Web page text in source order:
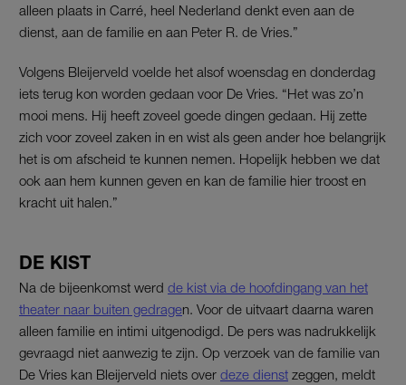
alleen plaats in Carré, heel Nederland denkt even aan de
dienst, aan de familie en aan Peter R. de Vries.”
Volgens Bleijerveld voelde het alsof woensdag en donderdag
iets terug kon worden gedaan voor De Vries. “Het was zo’n
mooi mens. Hij heeft zoveel goede dingen gedaan. Hij zette
zich voor zoveel zaken in en wist als geen ander hoe belangrijk
het is om afscheid te kunnen nemen. Hopelijk hebben we dat
ook aan hem kunnen geven en kan de familie hier troost en
kracht uit halen.”
DE KIST
Na de bijeenkomst werd de kist via de hoofdingang van het
theater naar buiten gedragen. Voor de uitvaart daarna waren
alleen familie en intimi uitgenodigd. De pers was nadrukkelijk
gevraagd niet aanwezig te zijn. Op verzoek van de familie van
De Vries kan Bleijerveld niets over deze dienst zeggen, meldt